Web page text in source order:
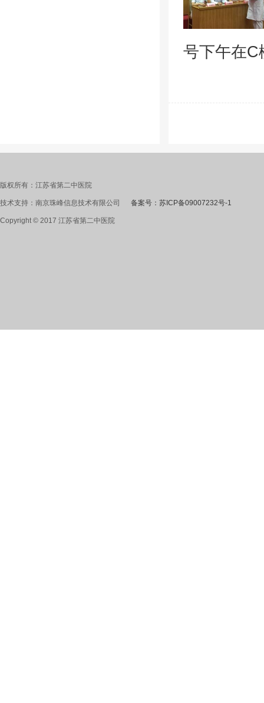
号下午在C
版权所有：江苏省第二中医院
技术支持：南京珠峰信息技术有限公司 备案号：苏ICP备09007232号-1
Copyright © 2017 江苏省第二中医院